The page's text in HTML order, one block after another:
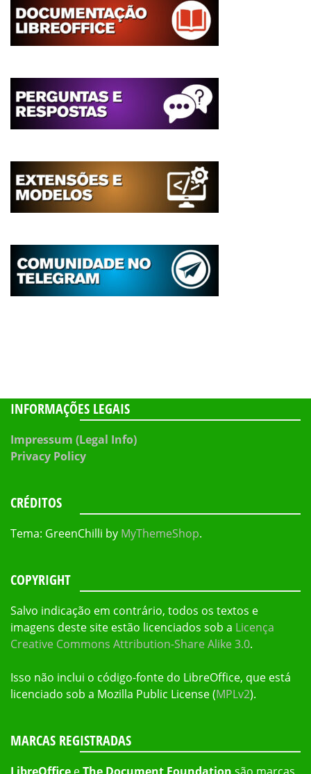
INFORMAÇÕES LEGAIS
Impressum (Legal Info)
Privacy Policy
CRÉDITOS
Tema: GreenChilli by MyThemeShop.
COPYRIGHT
Salvo indicação em contrário, todos os textos e
imagens deste site estão licenciados sob a Licença
Creative Commons Attribution-Share Alike 3.0.
Isso não inclui o código-fonte do LibreOffice, que está
licenciado sob a Mozilla Public License (MPLv2).
MARCAS REGISTRADAS